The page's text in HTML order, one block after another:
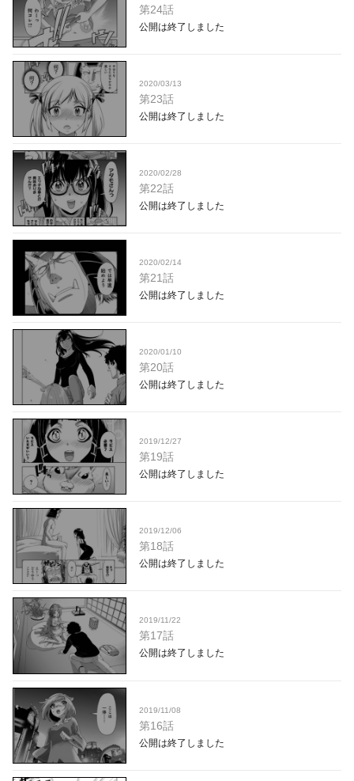
第24話
公開は終了しました
2020/03/13
第23話
公開は終了しました
2020/02/28
第22話
公開は終了しました
2020/02/14
第21話
公開は終了しました
2020/01/10
第20話
公開は終了しました
2019/12/27
第19話
公開は終了しました
2019/12/06
第18話
公開は終了しました
2019/11/22
第17話
公開は終了しました
2019/11/08
第16話
公開は終了しました